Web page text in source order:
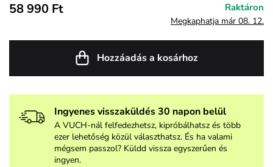
58 990 Ft Raktáron
Megkaphatja már 08. 12.
Hozzáadás a kosárhoz
Ingyenes visszaküldés 30 napon belül
A VUCH-nál felfedezhetsz, kipróbálhatsz és több
ezer lehetőség közül választhatsz. És ha valami
mégsem passzol? Küldd vissza egyszerűen és
ingyen.